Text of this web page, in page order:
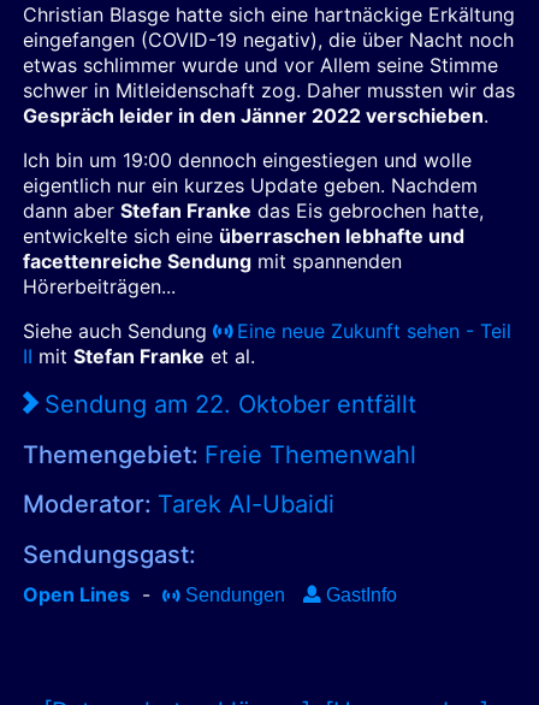
Christian Blasge hatte sich eine hartnäckige Erkältung
eingefangen (COVID-19 negativ), die über Nacht noch
etwas schlimmer wurde und vor Allem seine Stimme
schwer in Mitleidenschaft zog. Daher mussten wir das
Gespräch leider in den Jänner 2022 verschieben.
Ich bin um 19:00 dennoch eingestiegen und wolle
eigentlich nur ein kurzes Update geben. Nachdem
dann aber Stefan Franke das Eis gebrochen hatte,
entwickelte sich eine überraschen lebhafte und
facettenreiche Sendung mit spannenden
Hörerbeiträgen...
Siehe auch Sendung
Eine neue Zukunft sehen - Teil
II mit Stefan Franke et al.
Sendung am 22. Oktober entfällt
Themengebiet: Freie Themenwahl
Moderator: Tarek Al-Ubaidi
Sendungsgast:
Open Lines - Sendungen GastInfo